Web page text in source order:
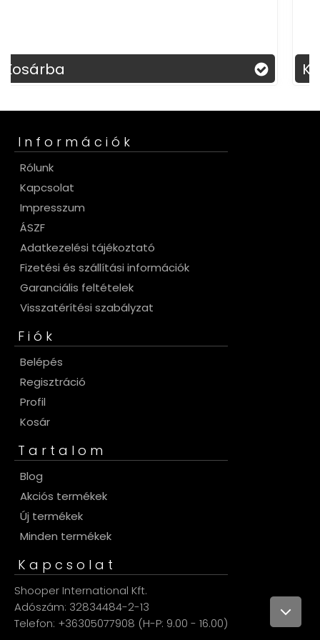
Információk
Rólunk
Kapcsolat
Impresszum
ÁSZF
Adatkezelési tájékoztató
Fizetési és szállítási információk
Garanciális feltételek
Visszatérítési szabályzat
Fiók
Belépés
Regisztráció
Profil
Kosár
Tartalom
Blog
Akciós termékek
Új termékek
Minden termékek
Kapcsolat
Shooper International Kft.
Adószám: 32834484-2-13
Telefon: +36305077908 (H-P: 9.00 - 16.00)